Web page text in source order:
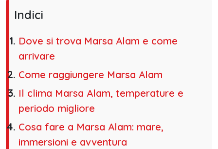
Indici
Dove si trova Marsa Alam e come
arrivare
Come raggiungere Marsa Alam
Il clima Marsa Alam, temperature e
periodo migliore
Cosa fare a Marsa Alam: mare,
immersioni e avventura